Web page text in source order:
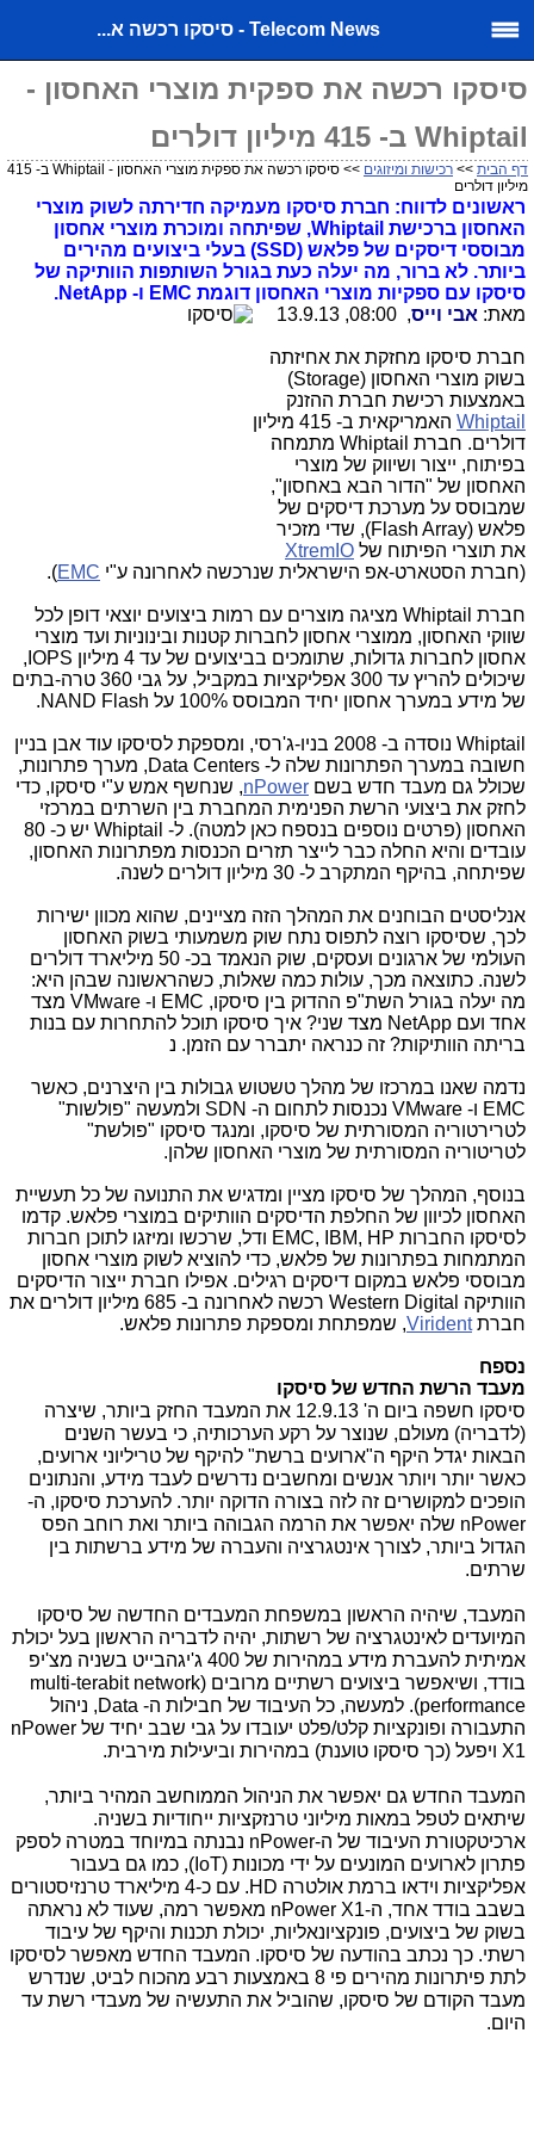
Telecom News - סיסקו רכשה א...
סיסקו רכשה את ספקית מוצרי האחסון -
Whiptail ב- 415 מיליון דולרים
דף הבית >> רכישות ומיזוגים
>> סיסקו רכשה את ספקית מוצרי האחסון - Whiptail ב- 415
מיליון דולרים
ראשונים לדווח: חברת סיסקו מעמיקה חדירתה לשוק מוצרי
האחסון ברכישת Whiptail, שפיתחה ומוכרת מוצרי אחסון
מבוססי דיסקים של פלאש (SSD) בעלי ביצועים מהירים
ביותר. לא ברור, מה יעלה כעת בגורל השותפות הוותיקה של
סיסקו עם ספקיות מוצרי האחסון דוגמת EMC ו- NetApp.
מאת: אבי וייס, 08:00, 13.9.13
חברת סיסקו מחזקת את אחיזתה
בשוק מוצרי האחסון (Storage)
באמצעות רכישת חברת ההזנק
Whiptail
האמריקאית ב- 415 מיליון
דולרים. חברת Whiptail מתמחה
בפיתוח, ייצור ושיווק של מוצרי
האחסון של "הדור הבא באחסון",
שמבוסס על מערכת דיסקים של
פלאש (Flash Array), שדי מזכיר
את תוצרי הפיתוח של XtremIO
(חברת הסטארט-אפ הישראלית שנרכשה לאחרונה ע"י EMC
).
חברת Whiptail מציגה מוצרים עם רמות ביצועים יוצאי דופן לכל
שווקי האחסון, ממוצרי אחסון לחברות קטנות ובינוניות ועד מוצרי
אחסון לחברות גדולות, שתומכים בביצועים של עד 4 מיליון IOPS,
שיכולים להריץ עד 300 אפליקציות במקביל, על גבי 360 טרה-בתים
של מידע במערך אחסון יחיד המבוסס 100% על NAND Flash.
Whiptail נוסדה ב- 2008 בניו-ג'רסי, ומספקת לסיסקו עוד אבן בניין
חשובה במערך הפתרונות שלה ל- Data Centers, מערך פתרונות,
שכולל גם מעבד חדש בשם nPower, שנחשף אמש ע"י סיסקו, כדי
לחזק את ביצועי הרשת הפנימית המחברת בין השרתים במרכזי
האחסון (פרטים נוספים בנספח כאן למטה). ל- Whiptail יש כ- 80
עובדים והיא החלה כבר לייצר תזרים הכנסות מפתרונות האחסון,
שפיתחה, בהיקף המתקרב ל- 30 מיליון דולרים לשנה.
אנליסטים הבוחנים את המהלך הזה מציינים, שהוא מכוון ישירות
לכך, שסיסקו רוצה לתפוס נתח שוק משמעותי בשוק האחסון
העולמי של ארגונים ועסקים, שוק הנאמד בכ- 50 מיליארד דולרים
לשנה. כתוצאה מכך, עולות כמה שאלות, כשהראשונה שבהן היא:
מה יעלה בגורל השת"פ ההדוק בין סיסקו, EMC ו- VMware מצד
אחד ועם NetApp מצד שני? איך סיסקו תוכל להתחרות עם בנות
בריתה הוותיקות? זה כנראה יתברר עם הזמן. נ
נדמה שאנו במרכזו של מהלך טשטוש גבולות בין היצרנים, כאשר
EMC ו- VMware נכנסות לתחום ה- SDN ולמעשה "פולשות"
לטרירטוריה המסורתית של סיסקו, ומנגד סיסקו "פולשת"
לטריטוריה המסורתית של מוצרי האחסון שלהן.
בנוסף, המהלך של סיסקו מציין ומדגיש את התנועה של כל תעשיית
האחסון לכיוון של החלפת הדיסקים הוותיקים במוצרי פלאש. קדמו
לסיסקו החברות EMC, IBM, HP ודל, שרכשו ומיזגו לתוכן חברות
המתמחות בפתרונות של פלאש, כדי להוציא לשוק מוצרי אחסון
מבוססי פלאש במקום דיסקים רגילים. אפילו חברת ייצור הדיסקים
הוותיקה Western Digital רכשה לאחרונה ב- 685 מיליון דולרים את
חברתVirident, שמפתחת ומספקת פתרונות פלאש.
נספח
מעבד הרשת החדש של סיסקו
סיסקו חשפה ביום ה' 12.9.13 את המעבד החזק ביותר, שיצרה
(לדבריה) מעולם, שנוצר על רקע הערכותיה, כי בעשר השנים
הבאות יגדל היקף ה"ארועים ברשת" להיקף של טריליוני ארועים,
כאשר יותר ויותר אנשים ומחשבים נדרשים לעבד מידע, והנתונים
הופכים למקושרים זה לזה בצורה הדוקה יותר. להערכת סיסקו, ה-
nPower שלה יאפשר את הרמה הגבוהה ביותר ואת רוחב הפס
הגדול ביותר, לצורך אינטגרציה והעברה של מידע ברשתות בין
שרתים.
המעבד, שיהיה הראשון במשפחת המעבדים החדשה של סיסקו
המיועדים לאינטגרציה של רשתות, יהיה לדבריה הראשון בעל יכולת
אמיתית להעברת מידע במהירות של 400 ג'יגהבייט בשניה מצ'יפ
בודד, ושיאפשר ביצועים רשתיים מרובים (multi-terabit network
performance). למעשה, כל העיבוד של חבילות ה- Data, ניהול
התעבורה ופונקציות קלט/פלט יעובדו על גבי שבב יחיד של nPower
X1 ויפעל (כך סיסקו טוענת) במהירות וביעילות מירבית.
המעבד החדש גם יאפשר את הניהול הממוחשב המהיר ביותר,
שיתאים לטפל במאות מיליוני טרנזקציות ייחודיות בשניה.
ארכיטקטורת העיבוד של ה-nPower נבנתה במיוחד במטרה לספק
פתרון לארועים המונעים על ידי מכונות (IoT), כמו גם בעבור
אפליקציות וידאו ברמת אולטרה HD.
עם כ-4 מיליארד טרנזיסטורים
בשבב בודד אחד, ה-nPower X1 מאפשר רמה, שעוד לא נראתה
בשוק של ביצועים, פונקציונאליות, יכולת תכנות והיקף של עיבוד
רשתי. כך נכתב בהודעה של סיסקו. המעבד החדש מאפשר לסיסקו
לתת פיתרונות מהירים פי 8 באמצעות רבע מהכוח לביט, שנדרש
מעבד הקודם של סיסקו, שהוביל את התעשיה של מעבדי רשת עד
היום.